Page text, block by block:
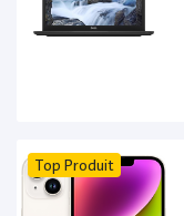
Top Produit